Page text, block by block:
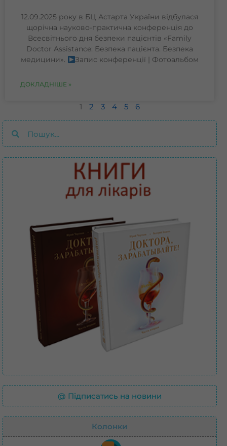
12.09.2025 року в БЦ Астарта України відбулася
щорічна науково-практична конференція до
Всесвітнього дня безпеки пацієнтів «Family
Doctor Assistance: Безпека пацієнта. Безпека
медицини».
Запис конференції | Фотоальбом
ДОКЛАДНІШЕ »
1 2 3 4 5 6
Пошук
@ Підписатись на новини
Колонки